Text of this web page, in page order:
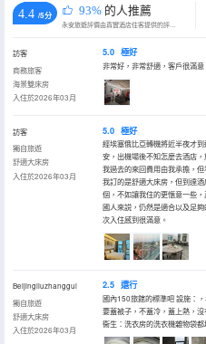
4.4 /5分 93% 的人推薦
永安旅遊評價由真實酒店住客提供的評價。
訪客
商務旅客
海景雙床房
入住於2026年03月
5.0 極好
非常好，非常舒適，客戶很滿意
訪客
獨自旅遊
舒適大床房
入住於2026年03月
5.0 極好
經埃塞俄比亞轉機將近半夜才
安，出機場後不知怎麼去酒店
我過去的來回費用由我承擔，
我訂的是舒適大床房，但到達
個，不如讓我住的更愜意一些
國人來説，仍然是適合以及足
次入住感到很滿意。
Beijingliuzhanggui
獨自旅遊
舒適大床房
入住於2026年03月
2.5 還行
國內150旅館的標準吧 設施：
要蓋被子，不蓋冷，蓋上熱，
衞生：洗衣房的洗衣機雜物袋都